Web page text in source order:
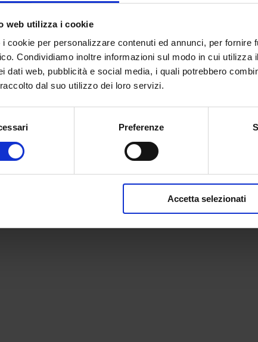
web utilizza i cookie
i cookie per personalizzare contenuti ed annunci, per fornire
Condividiamo inoltre informazioni sul modo in cui
dati web, pubblicità e social media, i quali potrebbero
dal suo utilizzo dei loro servizi.
Preferenze
Accetta selezionati